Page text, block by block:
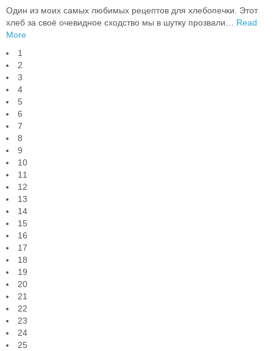
Один из моих самых любимых рецептов для хлебопечки. Этот
хлеб за своё очевидное сходство мы в шутку прозвали
Read
More
1
2
3
4
5
6
7
8
9
10
11
12
13
14
15
16
17
18
19
20
21
22
23
24
25